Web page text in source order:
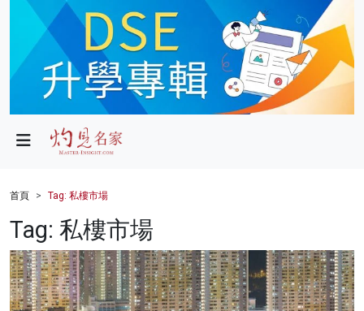
政局
財經
健康
商業
首頁 Tag: 私樓市場
Tag: 私樓市場